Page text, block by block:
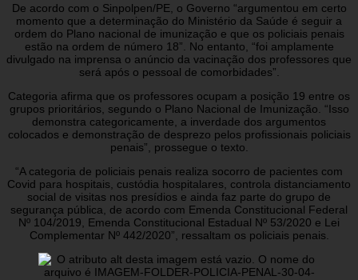
De acordo com o Sinpolpen/PE, o Governo “argumentou em certo
momento que a determinação do Ministério da Saúde é seguir a
ordem do Plano nacional de imunização e que os policiais penais
estão na ordem de número 18”. No entanto, “foi amplamente
divulgado na imprensa o anúncio da vacinação dos professores que
será após o pessoal de comorbidades”.
Categoria afirma que os professores ocupam a posição 19 entre os
grupos prioritários, segundo o Plano Nacional de Imunização. “Isso
demonstra categoricamente, a inverdade dos argumentos
colocados e demonstração de desprezo pelos profissionais policiais
penais”, prossegue o texto.
“A categoria de policiais penais realiza socorro de pacientes com
Covid para hospitais, custódia hospitalares, controla distanciamento
social de visitas nos presídios e ainda faz parte do grupo de
segurança pública, de acordo com Emenda Constitucional Federal
Nº 104/2019, Emenda Constitucional Estadual Nº 53/2020 e Lei
Complementar Nº 442/2020”, ressaltam os policiais penais.